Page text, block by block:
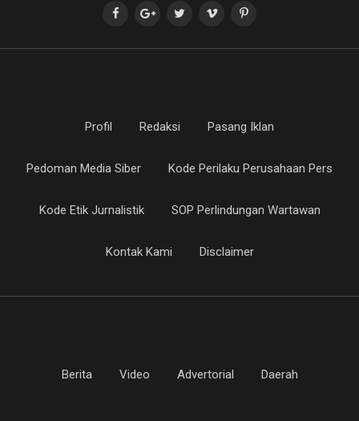
Profil Redaksi Pasang Iklan
Pedoman Media Siber Kode Perilaku Perusahaan Pers
Kode Etik Jurnalistik SOP Perlindungan Wartawan
Kontak Kami Disclaimer
Berita Video Advertorial Daerah